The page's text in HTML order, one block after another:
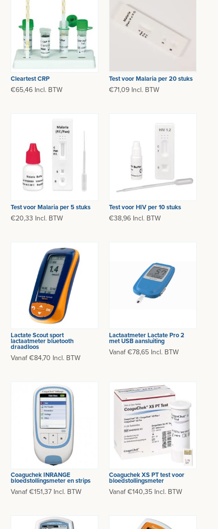
Cleartest CRP
€65,46 Incl. BTW
Test voor Malaria per 20 stuks
€71,09 Incl. BTW
Test voor Malaria per 5 stuks
€20,33 Incl. BTW
Test voor HIV per 10 stuks
€38,96 Incl. BTW
Lactate Scout sport
lactaatmeter bluetooth
draadloos
Vanaf €84,70 Incl. BTW
Lactaatmeter Lactate Pro 2
met USB aansluiting
Vanaf €78,65 Incl. BTW
Coaguchek INRANGE
bloedstollingsmeter en strips
Vanaf €151,37 Incl. BTW
Coaguchek XS PT test voor
bloedstollingsmeter
Vanaf €140,35 Incl. BTW